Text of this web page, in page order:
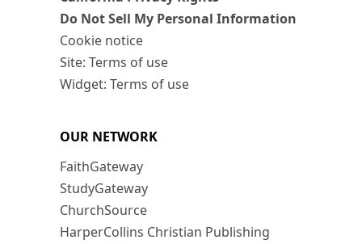
Do Not Sell My Personal Information
Cookie notice
Site: Terms of use
Widget: Terms of use
OUR NETWORK
FaithGateway
StudyGateway
ChurchSource
HarperCollins Christian Publishing